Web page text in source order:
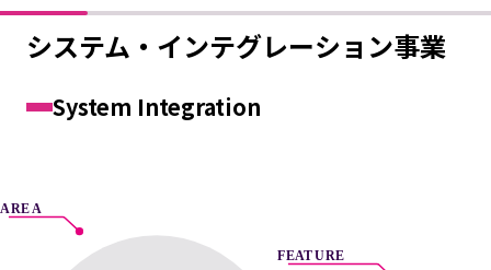
システム・インテグレーション事業
System Integration